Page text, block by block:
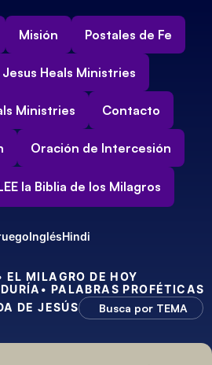
Misión Postales de Fe
Heals Ministries
Ministries Contacto
Oración de Intercesión
la Biblia de los Milagros
InglésHindi
EL MILAGRO DE HOY
• PALABRAS PROFÉTICAS
DE JESÚS
Busca por TEMA